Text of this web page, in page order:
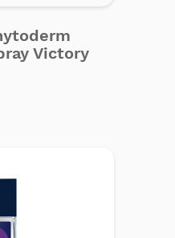
Victory